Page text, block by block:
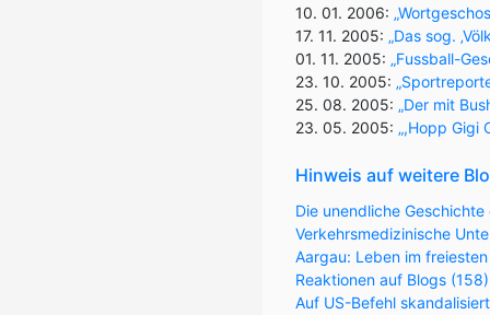
10. 01. 2006:
17. 11. 2005: „Das sog.
01. 11. 2005: „Fussball-
23. 10. 2005:
25. 08. 2005: „Der mit
23. 05. 2005: „,Hopp Gigi
Hinweis auf weitere
Die unendliche
Verkehrsmedizinische
Aargau: Leben im
Reaktionen auf Blogs
Auf US-Befehl